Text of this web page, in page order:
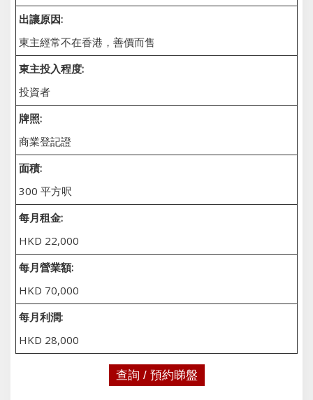
出讓原因:
東主經常不在香港，善價而售
東主投入程度:
投資者
牌照:
商業登記證
面積:
300 平方呎
每月租金:
HKD 22,000
每月營業額:
HKD 70,000
每月利潤:
HKD 28,000
查詢 / 預約睇盤